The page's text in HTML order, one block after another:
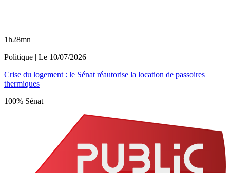
1h28mn
Politique | Le 10/07/2026
Crise du logement : le Sénat réautorise la location de passoires
thermiques
100% Sénat